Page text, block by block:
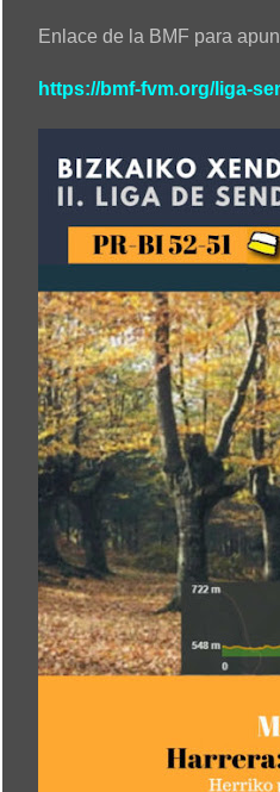
Enlace de la BMF para
https://bmf-fvm.org/liga-